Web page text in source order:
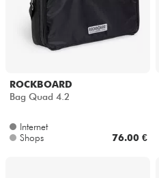
ROCKBOARD
Bag Quad 4.2
Internet
Shops
76.00 €